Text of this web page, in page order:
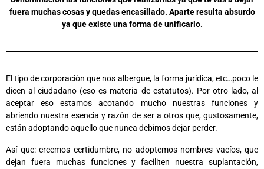
fuera muchas cosas y quedas encasillado. Aparte resulta absurdo
ya que existe una forma de unificarlo.
El tipo de corporación que nos albergue, la forma jurídica, etc…poco le
dicen al ciudadano (eso es materia de estatutos). Por otro lado, al
aceptar eso estamos acotando mucho nuestras funciones y
abriendo nuestra esencia y razón de ser a otros que, gustosamente,
están adoptando aquello que nunca debimos dejar perder.
Así que: creemos certidumbre, no adoptemos nombres vacíos, que
dejan fuera muchas funciones y faciliten nuestra suplantación,